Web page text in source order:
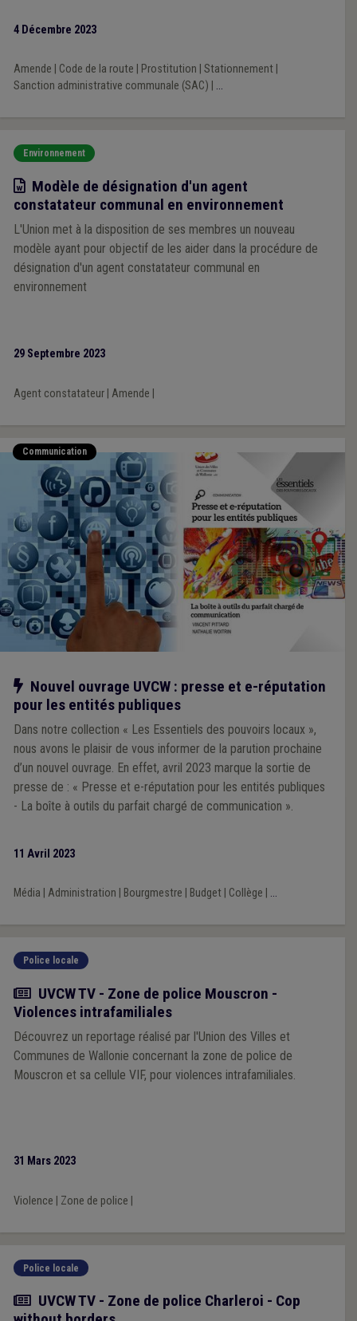
4 Décembre 2023
Amende Code de la route Prostitution Stationnement|
Sanction administrative communale (SAC)
...
Environnement
Modèle
Modèle de désignation d'un agent
constatateur communal en environnement
L'Union met à la disposition de ses membres un nouveau
modèle ayant pour objectif de les aider dans la procédure de
désignation d'un agent constatateur communal en
environnement
29 Septembre 2023
Agent constatateur| Amende
Communication
Notre action
Nouvel ouvrage UVCW : presse et e-réputation
pour les entités publiques
Dans notre collection « Les Essentiels des pouvoirs locaux »,
nous avons le plaisir de vous informer de la parution prochaine
d’un nouvel ouvrage. En effet, avril 2023 marque la sortie de
presse de : « Presse et e-réputation pour les entités publiques
- La boîte à outils du parfait chargé de communication ».
11 Avril 2023
Média Administration Bourgmestre Budget| Collège ...
Police locale
Actualité
UVCW TV - Zone de police Mouscron -
Violences intrafamiliales
Découvrez un reportage réalisé par l'Union des Villes et
Communes de Wallonie concernant la zone de police de
Mouscron et sa cellule VIF, pour violences intrafamiliales.
31 Mars 2023
Violence Zone de police
Police locale
Actualité
UVCW TV - Zone de police Charleroi - Cop